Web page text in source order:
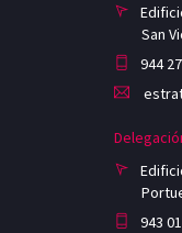
San
944
943